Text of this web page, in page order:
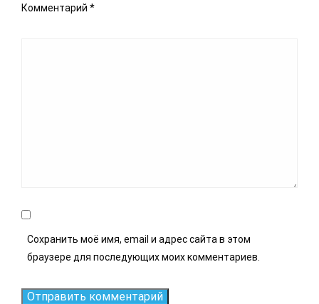
Комментарий *
Сохранить моё имя, email и адрес сайта в этом
браузере для последующих моих комментариев.